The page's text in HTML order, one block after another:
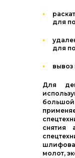
для
для
вывоз
Для
снятия
молот,